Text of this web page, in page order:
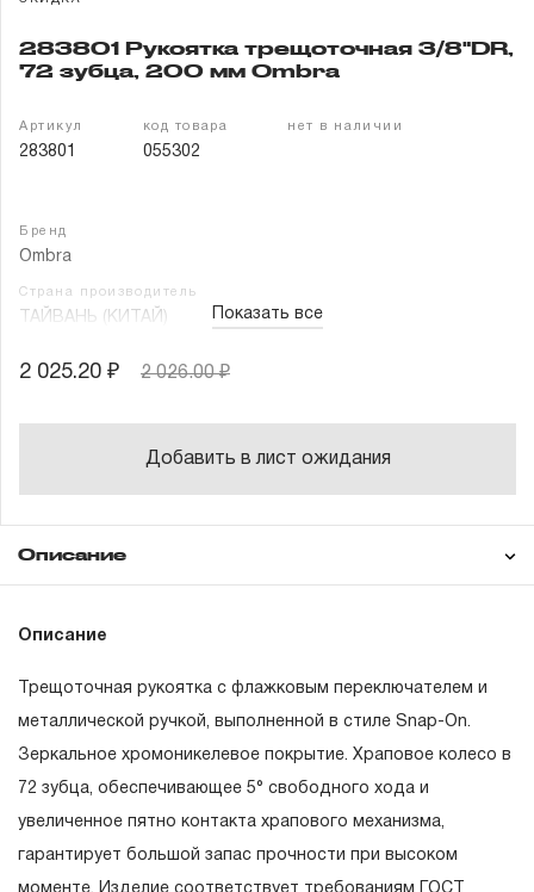
Контакты
283801 Рукоятка трещоточная 3/8"DR,
72 зубца, 200 мм Ombra
Артикул
283801
код товара
055302
нет в наличии
Бренд
Ombra
Страна производитель
ТАЙВАНЬ (КИТАЙ) Показать все
2 025.20 ₽ 2 026.00 ₽
Добавить в лист ожидания
Описание
Описание
Трещоточная рукоятка с флажковым переключателем и
металлической ручкой, выполненной в стиле Snap-On.
Зеркальное хромоникелевое покрытие. Храповое колесо в
72 зубца, обеспечивающее 5° свободного хода и
увеличенное пятно контакта храпового механизма,
гарантирует большой запас прочности при высоком
Понятие «ПОЖИЗНЕННАЯ ГАРАНТИЯ».
себя признание неограниченного срока поддержания
гарантийных обязательств в течение всего периода